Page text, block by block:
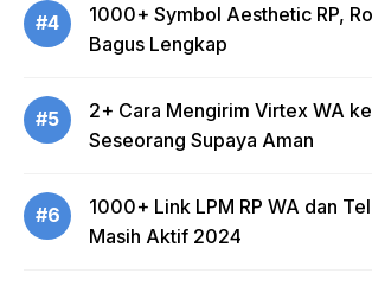
#4
1000+ Symbol Aesthetic RP,
Bagus Lengkap
#5
2+ Cara Mengirim Virtex WA
Seseorang Supaya Aman
#6
1000+ Link LPM RP WA dan
Masih Aktif 2024